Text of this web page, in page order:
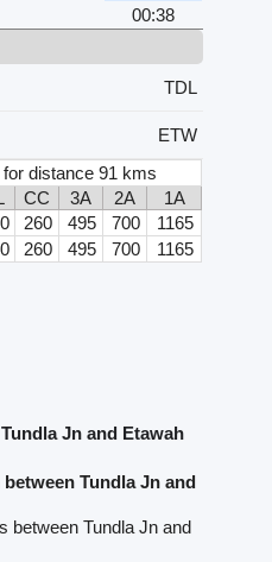
00:38
TDL
ETW
distance 91 kms
CC 3A 2A
1A
260 495 700
1165
260 495 700 1165
Jn and Etawah
Tundla Jn and
between Tundla Jn and